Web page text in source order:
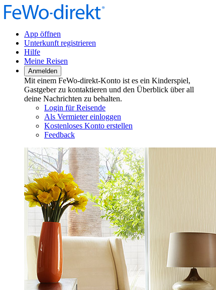
App öffnen
Unterkunft registrieren
Hilfe
Meine Reisen
Anmelden
Mit einem FeWo-direkt-Konto ist es ein Kinderspiel,
Gastgeber zu kontaktieren und den Überblick über all
deine Nachrichten zu behalten.
Login für Reisende
Als Vermieter einloggen
Kostenloses Konto erstellen
Feedback